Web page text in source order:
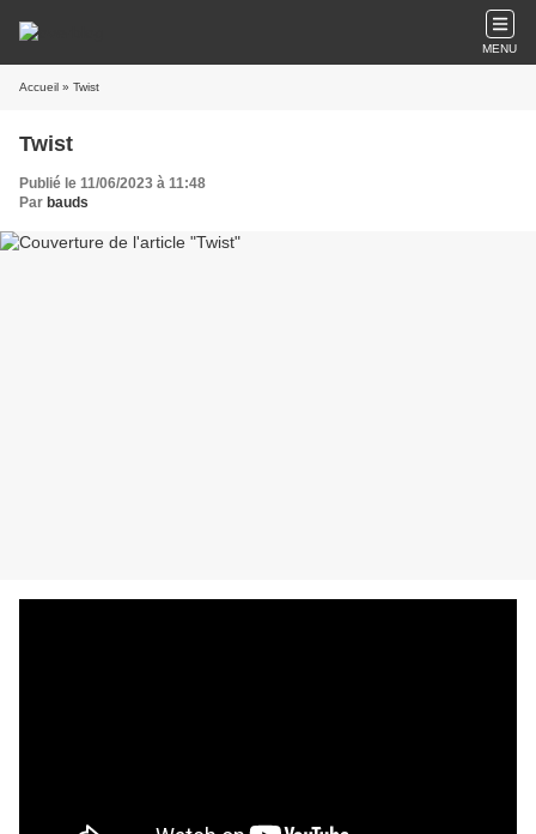
MENU
Accueil » Twist
Twist
Publié le 11/06/2023 à 11:48
Par bauds